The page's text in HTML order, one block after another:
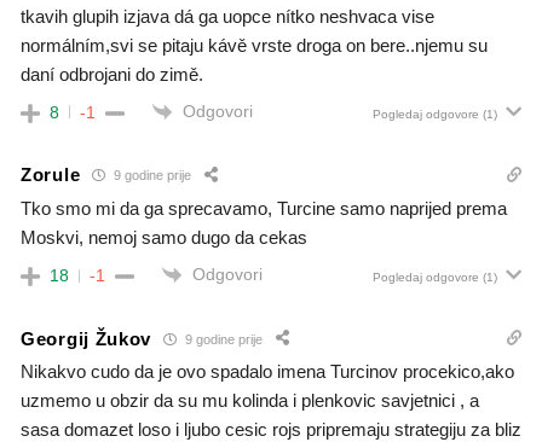
tkavih glupih izjava dá ga uopce nítko neshvaca vise
normálním,svi se pitaju kávě vrste droga on bere..njemu su
daní odbrojani do zimě.
8 -1 Odgovori Pogledaj odgovore (1)
Zorule 9 godine prije
Tko smo mi da ga sprecavamo, Turcine samo naprijed prema
Moskvi, nemoj samo dugo da cekas
18 -1 Odgovori Pogledaj odgovore (1)
Georgij Žukov 9 godine prije
Nikakvo cudo da je ovo spadalo imena Turcinov procekico,ako
uzmemo u obzir da su mu kolinda i plenkovic savjetnici , a
sasa domazet loso i ljubo cesic rojs pripremaju strategiju za bliz